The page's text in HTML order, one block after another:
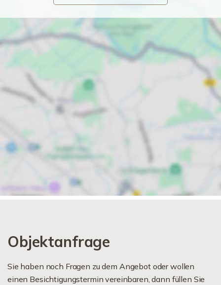
Objektanfrage
Sie haben noch Fragen zu dem Angebot oder wollen
einen Besichtigungstermin vereinbaren, dann füllen Sie